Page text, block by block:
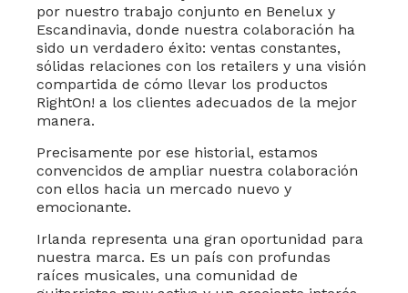
por nuestro trabajo conjunto en Benelux y
Escandinavia, donde nuestra colaboración ha
sido un verdadero éxito: ventas constantes,
sólidas relaciones con los retailers y una visión
compartida de cómo llevar los productos
RightOn! a los clientes adecuados de la mejor
manera.
Precisamente por ese historial, estamos
convencidos de ampliar nuestra colaboración
con ellos hacia un mercado nuevo y
emocionante.
Irlanda representa una gran oportunidad para
nuestra marca. Es un país con profundas
raíces musicales, una comunidad de